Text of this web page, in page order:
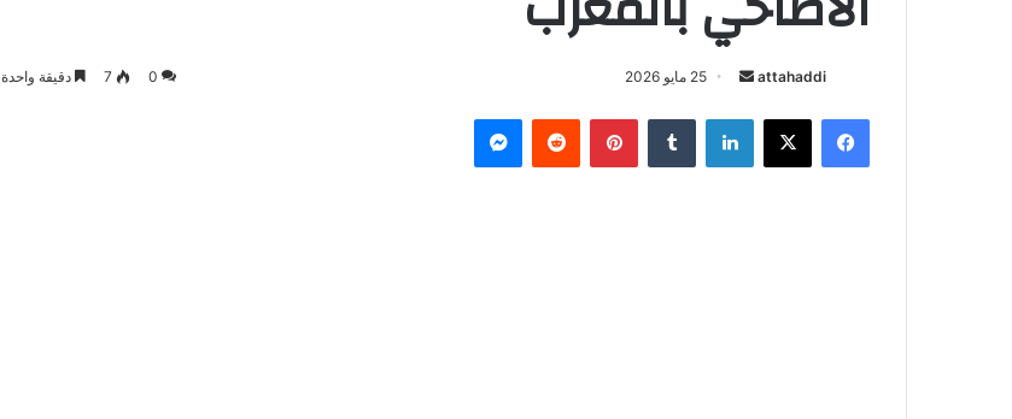
attahaddi
س
ل
25 مايو 2026 0
7 دقيقة واحدة
فيسبوك لينكدإن بينتيريست